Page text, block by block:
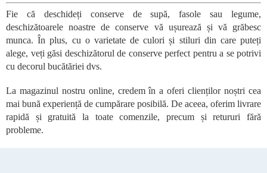
n
t
r
o
l
l
i
s
t
Fie că deschideți conserve de supă, fasole sau legume,
deschizătoarele noastre de conserve vă ușurează și vă grăbesc
munca. În plus, cu o varietate de culori și stiluri din care puteți
alege, veți găsi deschizătorul de conserve perfect pentru a se potrivi
cu decorul bucătăriei dvs.
La magazinul nostru online, credem în a oferi clienților noștri cea
mai bună experiență de cumpărare posibilă. De aceea, oferim livrare
rapidă și gratuită la toate comenzile, precum și retururi fără
probleme.